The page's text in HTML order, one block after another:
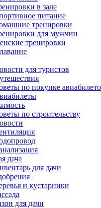
в зале
питание
тренировки
для мужчин
тренировки
для туристов
по покупке
по строительству
дача
для дачи
и кустарники
для дачи